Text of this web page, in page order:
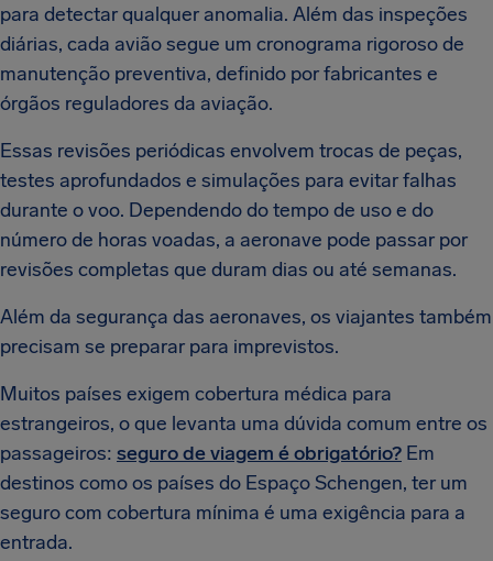
para detectar qualquer anomalia. Além das inspeções
diárias, cada avião segue um cronograma rigoroso de
manutenção preventiva, definido por fabricantes e
órgãos reguladores da aviação.
Essas revisões periódicas envolvem trocas de peças,
testes aprofundados e simulações para evitar falhas
durante o voo. Dependendo do tempo de uso e do
número de horas voadas, a aeronave pode passar por
revisões completas que duram dias ou até semanas.
Além da segurança das aeronaves, os viajantes também
precisam se preparar para imprevistos.
Muitos países exigem cobertura médica para
estrangeiros, o que levanta uma dúvida comum entre os
passageiros: seguro de viagem é obrigatório? Em
destinos como os países do Espaço Schengen, ter um
seguro com cobertura mínima é uma exigência para a
entrada.